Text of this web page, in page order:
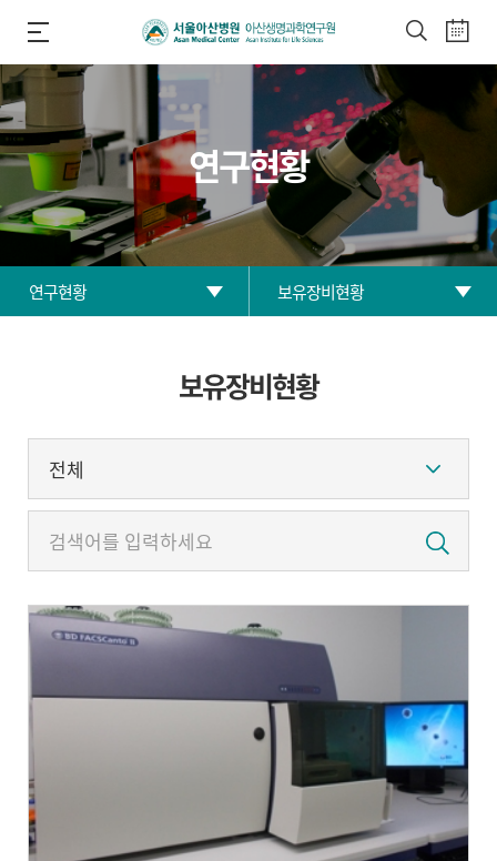
연구현황
연구현황
연구부서
정보광장
인재채용
보유장비현황
보유장비현황
보유장비현황